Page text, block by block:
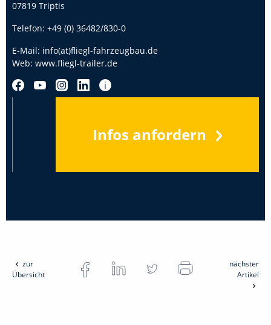
07819 Triptis
Telefon: +49 (0) 36482/830-0
E-Mail: info(at)fliegl-fahrzeugbau.de
Web: www.fliegl-trailer.de
Infos anfordern
zur
Übersicht
nächster
Artikel